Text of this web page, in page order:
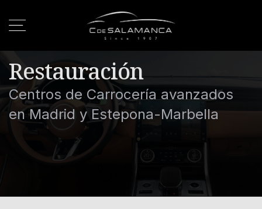
Restauración
Centros de Carrocería avanzados
en Madrid y Estepona-Marbella